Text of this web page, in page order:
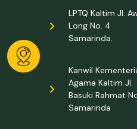
LPTQ Kaltim Jl.
Long No. 4
Samarinda.
Kanwil
Agama Kaltim Jl.
Basuki Rahmat
Samarinda